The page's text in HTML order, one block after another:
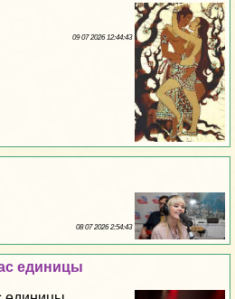
09 07 2026 12:44:43
08 07 2026 2:54:43
единицы